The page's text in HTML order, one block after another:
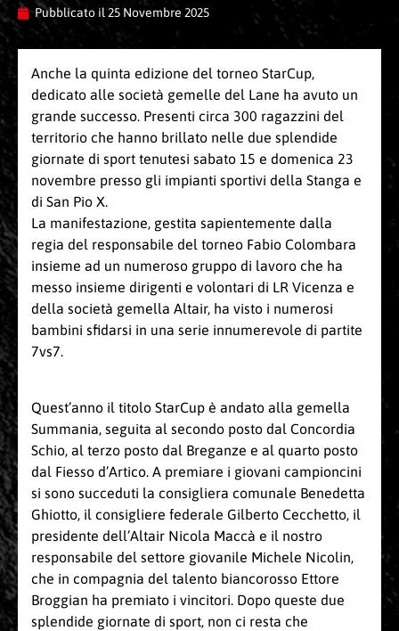
Pubblicato il 25 Novembre 2025
Anche la quinta edizione del torneo StarCup,
dedicato alle società gemelle del Lane ha avuto un
grande successo. Presenti circa 300 ragazzini del
territorio che hanno brillato nelle due splendide
giornate di sport tenutesi sabato 15 e domenica 23
novembre presso gli impianti sportivi della Stanga e
di San Pio X.
La manifestazione, gestita sapientemente dalla
regia del responsabile del torneo Fabio Colombara
insieme ad un numeroso gruppo di lavoro che ha
messo insieme dirigenti e volontari di LR Vicenza e
della società gemella Altair, ha visto i numerosi
bambini sfidarsi in una serie innumerevole di partite
7vs7.
Quest’anno il titolo StarCup è andato alla gemella
Summania, seguita al secondo posto dal Concordia
Schio, al terzo posto dal Breganze e al quarto posto
dal Fiesso d’Artico. A premiare i giovani campioncini
si sono succeduti la consigliera comunale Benedetta
Ghiotto, il consigliere federale Gilberto Cecchetto, il
presidente dell’Altair Nicola Maccà e il nostro
responsabile del settore giovanile Michele Nicolin,
che in compagnia del talento biancorosso Ettore
Broggian ha premiato i vincitori. Dopo queste due
splendide giornate di sport, non ci resta che